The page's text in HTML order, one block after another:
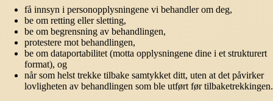
få innsyn i personopplysningene vi behandler om deg,
be om retting eller sletting,
be om begrensning av behandlingen,
protestere mot behandlingen,
be om dataportabilitet (motta opplysningene dine i et strukturert
format), og
når som helst trekke tilbake samtykket ditt, uten at det påvirker
lovligheten av behandlingen som ble utført før tilbaketrekkingen.